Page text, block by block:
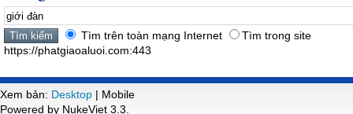
Tìm trên toàn mạng Internet
Tìm trong site
https://phatgiaoaluoi.com:443
Xem bản: Desktop | Mobile
Powered by NukeViet 3.3.